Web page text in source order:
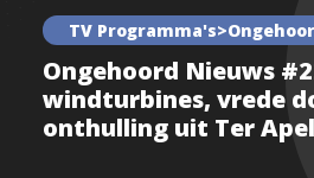
TV
Ongehoord Nieuws
windturbines, vrede
onthulling uit Ter Apel